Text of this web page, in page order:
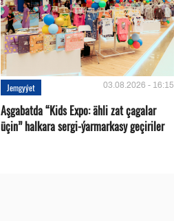
Jemgyýet 03.08.2026 - 16:15
Aşgabatda “Kids Expo: ähli zat çagalar
üçin” halkara sergi-ýarmarkasy geçiriler